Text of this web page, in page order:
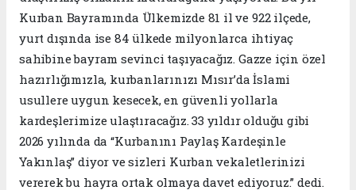
Kurban Bayramında Ülkemizde 81 il ve 922 ilçede,
yurt dışında ise 84 ülkede milyonlarca ihtiyaç
sahibine bayram sevinci taşıyacağız. Gazze için özel
hazırlığımızla, kurbanlarınızı Mısır’da İslami
usullere uygun kesecek, en güvenli yollarla
kardeşlerimize ulaştıracağız. 33 yıldır olduğu gibi
2026 yılında da “Kurbanını Paylaş Kardeşinle
Yakınlaş” diyor ve sizleri Kurban vekaletlerinizi
vererek bu hayra ortak olmaya davet ediyoruz.” dedi.